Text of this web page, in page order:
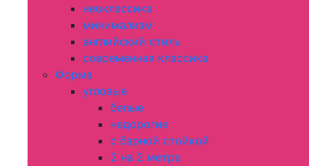
неоклассика
минимализм
английский стиль
современная классика
Форма
угловые
белые
недорогие
с барной стойкой
2 на 2 метра